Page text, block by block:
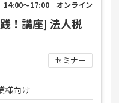
14:00～17:00｜オンライン
！講座] 法人税
セミナー
様向け